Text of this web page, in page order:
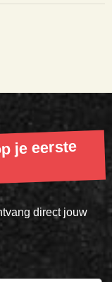
je eerste
direct jouw